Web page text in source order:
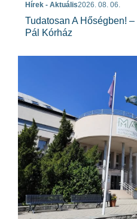
Hírek - Aktuális2026. 08. 06.
Tudatosan A Hőségben!
Pál Kórház